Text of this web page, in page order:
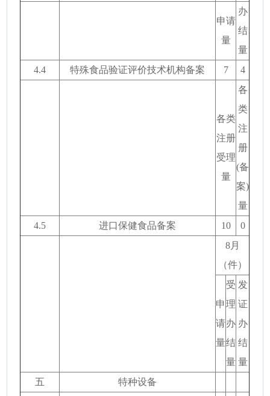
申请
量
办
结
量
4.4
特殊食品验证评价技术机构备案 7 4
各类
注册
受理
量
各
类
注
册
(备
案)
量
4.5
进口保健食品备案 10
0
8月
（件）
申
请
量
受
理
办
结
量
发
证
办
结
量
五
特种设备